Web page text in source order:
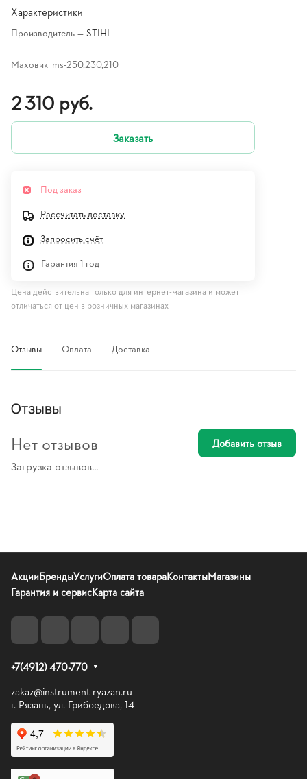
Характеристики
Производитель — STIHL
Маховик ms-250,230,210
2 310 руб.
Заказать
Под заказ
Рассчитать доставку
Запросить счёт
Гарантия 1 год
Цена действительна только для интернет-магазина и может
отличаться от цен в розничных магазинах
Отзывы Оплата Доставка
Отзывы
Загрузка отзывов...
Нет отзывов Добавить отзыв
АкцииБрендыУслугиОплата товараКонтактыМагазины
Гарантия и сервисКарта сайта
+7(4912) 470-770
zakaz@instrument-ryazan.ru
г. Рязань, ул. Грибоедова, 14